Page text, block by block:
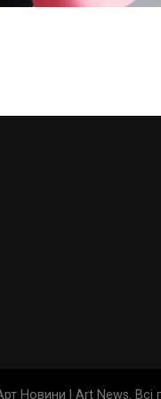
Новини | Art News. Всі